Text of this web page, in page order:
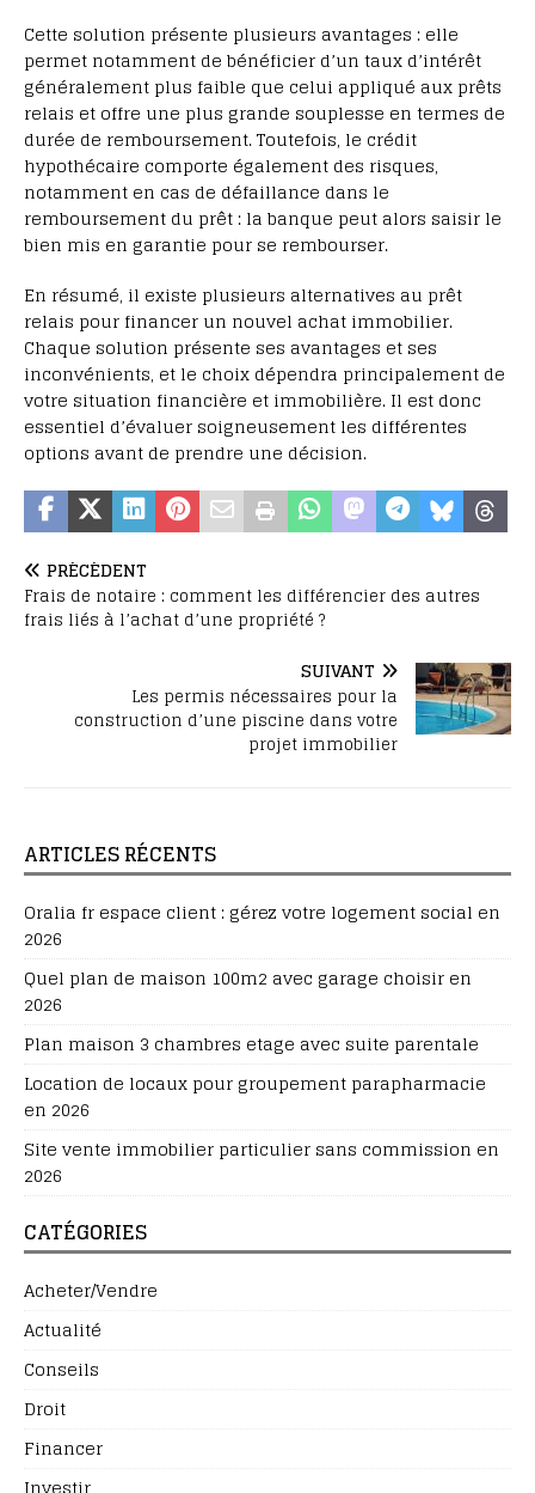
Cette solution présente plusieurs avantages : elle
permet notamment de bénéficier d’un taux d’intérêt
généralement plus faible que celui appliqué aux prêts
relais et offre une plus grande souplesse en termes de
durée de remboursement. Toutefois, le crédit
hypothécaire comporte également des risques,
notamment en cas de défaillance dans le
remboursement du prêt : la banque peut alors saisir le
bien mis en garantie pour se rembourser.
En résumé, il existe plusieurs alternatives au prêt
relais pour financer un nouvel achat immobilier.
Chaque solution présente ses avantages et ses
inconvénients, et le choix dépendra principalement de
votre situation financière et immobilière. Il est donc
essentiel d’évaluer soigneusement les différentes
options avant de prendre une décision.
PRÉCÉDENT
Frais de notaire : comment les différencier des autres
frais liés à l’achat d’une propriété ?
SUIVANT
Les permis nécessaires pour la
construction d’une piscine dans votre
projet immobilier
ARTICLES RÉCENTS
Oralia fr espace client : gérez votre logement social en
2026
Quel plan de maison 100m2 avec garage choisir en
2026
Plan maison 3 chambres etage avec suite parentale
Location de locaux pour groupement parapharmacie
en 2026
Site vente immobilier particulier sans commission en
2026
CATÉGORIES
Acheter/Vendre
Actualité
Conseils
Droit
Financer